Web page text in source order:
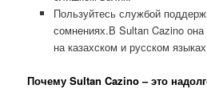
Пользуйтесь службой
сомнениях.В Sultan Cazino она
на казахском и русском
Почему Sultan Cazino – это